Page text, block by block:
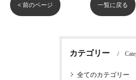
< 前のページ 一覧に戻る
カテゴリー
全てのカテゴリー